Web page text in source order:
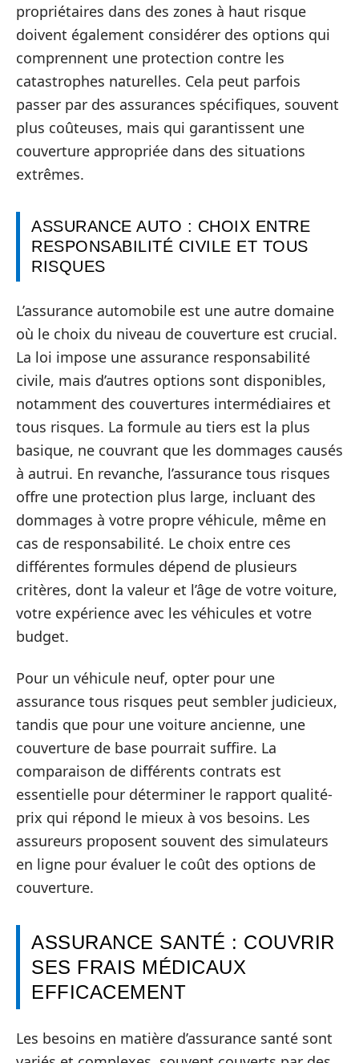
propriétaires dans des zones à haut risque
doivent également considérer des options qui
comprennent une protection contre les
catastrophes naturelles. Cela peut parfois
passer par des assurances spécifiques, souvent
plus coûteuses, mais qui garantissent une
couverture appropriée dans des situations
extrêmes.
ASSURANCE AUTO : CHOIX ENTRE
RESPONSABILITÉ CIVILE ET TOUS
RISQUES
L’assurance automobile est une autre domaine
où le choix du niveau de couverture est crucial.
La loi impose une assurance responsabilité
civile, mais d’autres options sont disponibles,
notamment des couvertures intermédiaires et
tous risques. La formule au tiers est la plus
basique, ne couvrant que les dommages causés
à autrui. En revanche, l’assurance tous risques
offre une protection plus large, incluant des
dommages à votre propre véhicule, même en
cas de responsabilité. Le choix entre ces
différentes formules dépend de plusieurs
critères, dont la valeur et l’âge de votre voiture,
votre expérience avec les véhicules et votre
budget.
Pour un véhicule neuf, opter pour une
assurance tous risques peut sembler judicieux,
tandis que pour une voiture ancienne, une
couverture de base pourrait suffire. La
comparaison de différents contrats est
essentielle pour déterminer le rapport qualité-
prix qui répond le mieux à vos besoins. Les
assureurs proposent souvent des simulateurs
en ligne pour évaluer le coût des options de
couverture.
ASSURANCE SANTÉ : COUVRIR
SES FRAIS MÉDICAUX
EFFICACEMENT
Les besoins en matière d’assurance santé sont